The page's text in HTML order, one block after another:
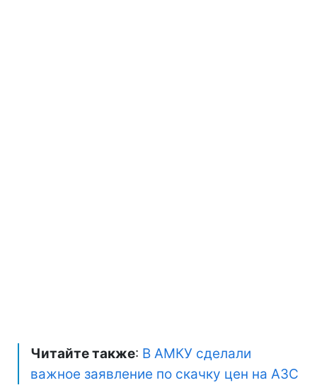
Читайте также: В АМКУ сделали
важное заявление по скачку цен на АЗС